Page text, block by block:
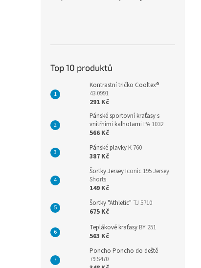
Top 10 produktů
Kontrastní tričko Cooltex®
43.0991
291 Kč
Pánské sportovní kraťasy s
vnitřními kalhotami PA 1032
566 Kč
Pánské plavky K 760
387 Kč
Šortky Jersey Iconic 195 Jersey
Shorts
149 Kč
Šortky "Athletic" TJ 5710
675 Kč
Teplákové kraťasy BY 251
563 Kč
Poncho Poncho do deště
79.S470